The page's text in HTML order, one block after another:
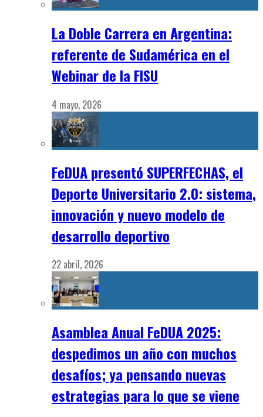
La Doble Carrera en Argentina:
referente de Sudamérica en el
Webinar de la FISU
4 mayo, 2026
FeDUA presentó SUPERFECHAS, el
Deporte Universitario 2.0: sistema,
innovación y nuevo modelo de
desarrollo deportivo
22 abril, 2026
Asamblea Anual FeDUA 2025:
despedimos un año con muchos
desafíos; ya pensando nuevas
estrategias para lo que se viene